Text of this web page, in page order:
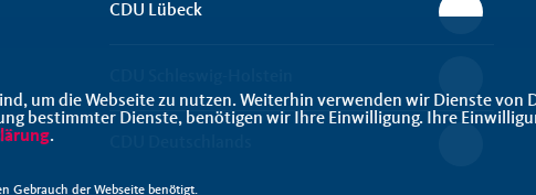
CDU Lübeck
um die Webseite zu nutzen. Weiterhin verwenden wir Dienste
bestimmter Dienste, benötigen wir Ihre Einwilligung. Ihre
.
Gebrauch der Webseite benötigt.